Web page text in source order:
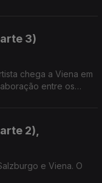
3)
chega a Viena em
entre os
2),
e Viena. O